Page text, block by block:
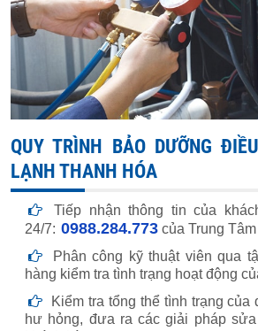
QUY TRÌNH BẢO DƯỠNG
LẠNH THANH HÓA
Tiếp nhận thông tin của
24/7: 0988.284.773 của Trung Tâm
Phân công kỹ thuật viên qua
hàng kiểm tra tình trạng hoạt động
Kiểm tra tổng thể tình trạng của
hư hỏng, đưa ra các giải pháp